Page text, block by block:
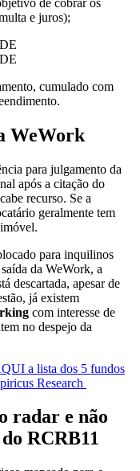
e juros);
cumulado com
WeWork
para julgamento da
após a citação do
recurso. Se a
geralmente tem
para inquilinos
da WeWork, a
descartada, apesar de
já existem
com interesse de
no despejo da
a lista dos 5 fundos
Research
radar e não
RCRB11